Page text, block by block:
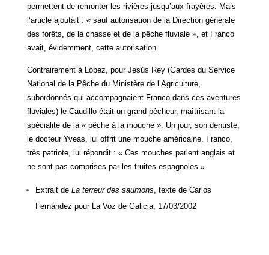
permettent de remonter les rivières jusqu’aux frayères. Mais
l’article ajoutait : « sauf autorisation de la Direction générale
des forêts, de la chasse et de la pêche fluviale », et Franco
avait, évidemment, cette autorisation.
Contrairement à López, pour Jesús Rey (Gardes du Service
National de la Pêche du Ministère de l’Agriculture,
subordonnés qui accompagnaient Franco dans ces aventures
fluviales) le Caudillo était un grand pêcheur, maîtrisant la
spécialité de la « pêche à la mouche ». Un jour, son dentiste,
le docteur Yveas, lui offrit une mouche américaine. Franco,
très patriote, lui répondit : « Ces mouches parlent anglais et
ne sont pas comprises par les truites espagnoles ».
Extrait de La terreur des saumons, texte de Carlos
Fernández pour La Voz de Galicia, 17/03/2002